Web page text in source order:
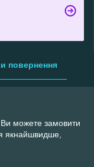
повернення
Ви можете замовити
якнайшвидше,